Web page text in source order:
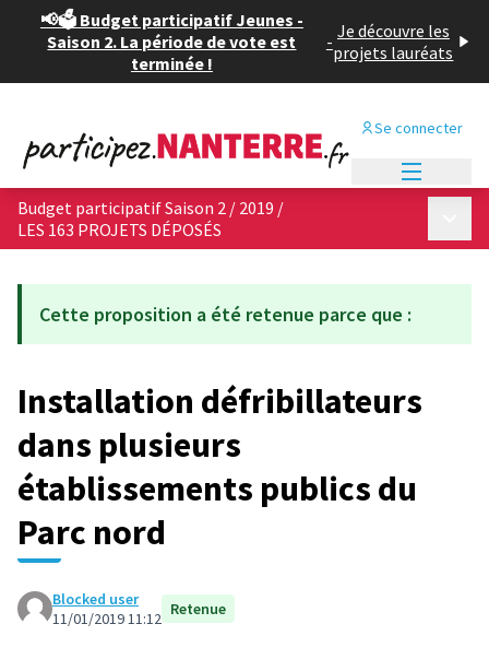
📢🗳️ Budget participatif Jeunes -
Saison 2. La période de vote est
terminée !
- Je découvre les
projets lauréats
Se connecter
Budget participatif Saison 2 / 2019 /
LES 163 PROJETS DÉPOSÉS
Cette proposition a été retenue parce que :
Installation défribillateurs
dans plusieurs
établissements publics du
Parc nord
Blocked user
11/01/2019 11:12 Retenue